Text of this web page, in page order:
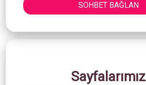
SOHBET BAĞLAN
Sayfalarımız